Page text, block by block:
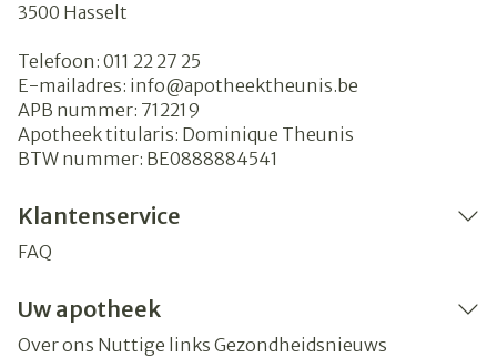
3500 Hasselt
Telefoon: 011 22 27 25
E-mailadres: info@apotheektheunis.be
APB nummer: 712219
Apotheek titularis: Dominique Theunis
BTW nummer: BE0888884541
Klantenservice
FAQ
Uw apotheek
Over ons Nuttige links Gezondheidsnieuws